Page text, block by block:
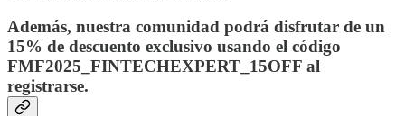
Además, nuestra comunidad podrá disfrutar de un
15% de descuento exclusivo usando el código
FMF2025_FINTECHEXPERT_15OFF al
registrarse.